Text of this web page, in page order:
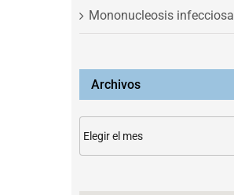
Mononucleosis infecciosa
Archivos